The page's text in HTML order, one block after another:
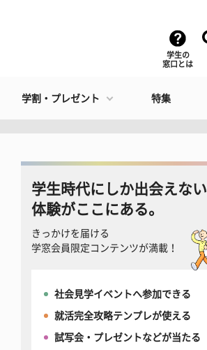
学生の
窓口とは
学割・プレゼント 特集
学生時代にしか出会えない
体験がここにある。
きっかけを届ける
学窓会員限定コンテンツが満載！
社会見学イベントへ参加できる
就活完全攻略テンプレが使える
試写会・プレゼントなどが当たる